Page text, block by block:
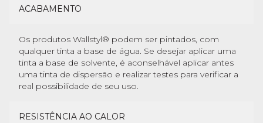
ACABAMENTO
Os produtos Wallstyl® podem ser pintados, com
qualquer tinta a base de água. Se desejar aplicar uma
tinta a base de solvente, é aconselhável aplicar antes
uma tinta de dispersão e realizar testes para verificar a
real possibilidade de seu uso.
RESISTÊNCIA AO CALOR